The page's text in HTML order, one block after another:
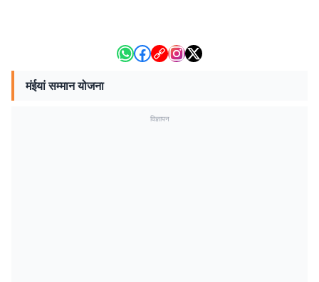
मंईयां सम्मान योजना
विज्ञापन